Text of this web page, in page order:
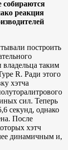
собираются
реакция
построить
таким
R. Ради этого
хэтча
сил. Теперь
секунд, однако
После
хэтч
динамичным и,